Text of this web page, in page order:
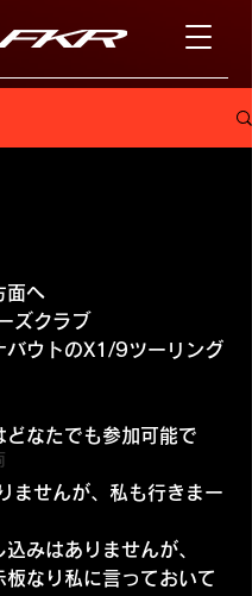
面へ
ズクラブ
バウトのX1/9ツーリング
どなたでも参加可能で
ませんが、私も行きまー
みはありませんが、
板なり私に言っておいて